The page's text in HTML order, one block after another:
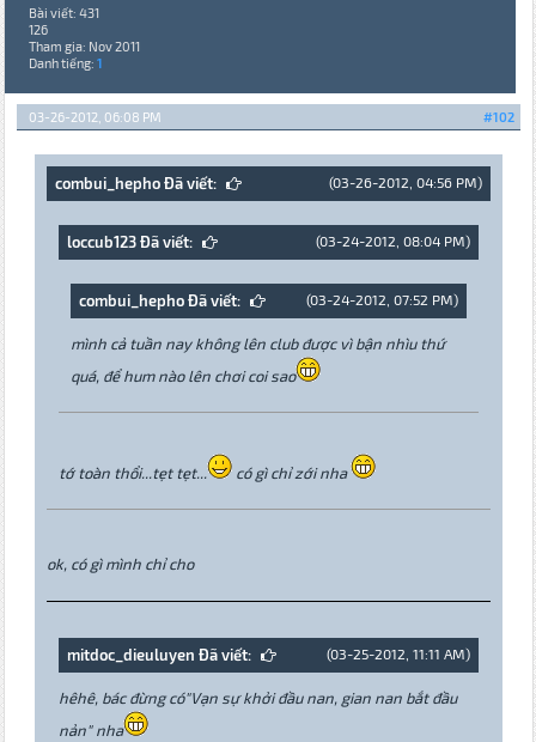
Bài viết: 431
126
Tham gia: Nov 2011
Danh tiếng: 1
#102
03-26-2012, 06:08 PM
(03-26-2012, 04:56 PM)
combui_hepho Đã viết:
(03-24-2012, 08:04 PM)
loccub123 Đã viết:
(03-24-2012, 07:52 PM)
combui_hepho Đã viết:
mình cả tuần nay không lên club được vì bận nhìu thứ
quá, để hum nào lên chơi coi sao
tớ toàn thổi...tẹt tẹt... có gì chỉ zới nha
ok, có gì mình chỉ cho
(03-25-2012, 11:11 AM)
mitdoc_dieuluyen Đã viết:
hêhê, bác đừng có"Vạn sự khởi đầu nan, gian nan bắt đầu
nản" nha